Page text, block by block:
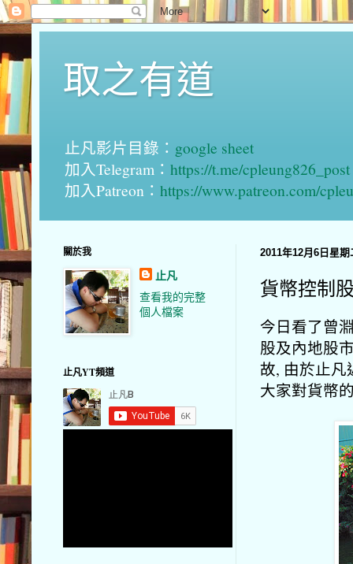
取之有道
止凡影片目錄： google sheet
加入Telegram： https://t.me/cpleung826_post
加入Patreon： https://www.patreon.com/
2011年12月6日星期
貨幣控制
今日看了曾
股及內地股
故, 由於止凡
大家對貨幣
關於我
止凡
查看我的完整
個人檔案
止凡YT頻道